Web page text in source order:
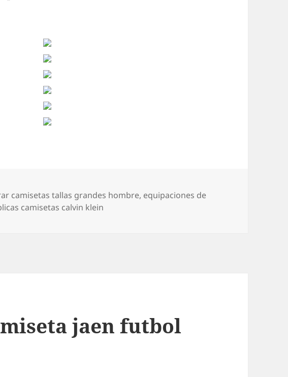
camisetas tallas grandes hombre, equipaciones de
camisetas calvin klein
jaen futbol